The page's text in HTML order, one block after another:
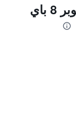
المزايا ووسائل الراحة في سوبر 8 باي